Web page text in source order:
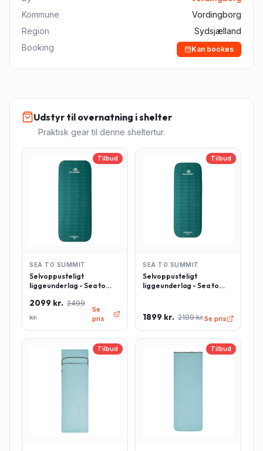
Kommune
Vordingborg
Region
Sydsjælland
Booking
Kan bookes
Udstyr til overnatning i shelter
Praktisk gear til denne sheltertur.
Tilbud
SEA TO SUMMIT
Selvoppusteligt
liggeunderlag - Sea to
Rektangulær - Large -
Grøn
2099 kr. 2499
kr.
Se
pris
Tilbud
SEA TO SUMMIT
Selvoppusteligt
liggeunderlag - Sea to
Grøn
1899 kr. 2199 kr.Se pris
Tilbud Tilbud